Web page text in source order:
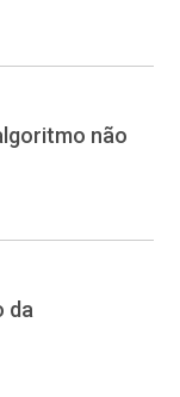
não
da